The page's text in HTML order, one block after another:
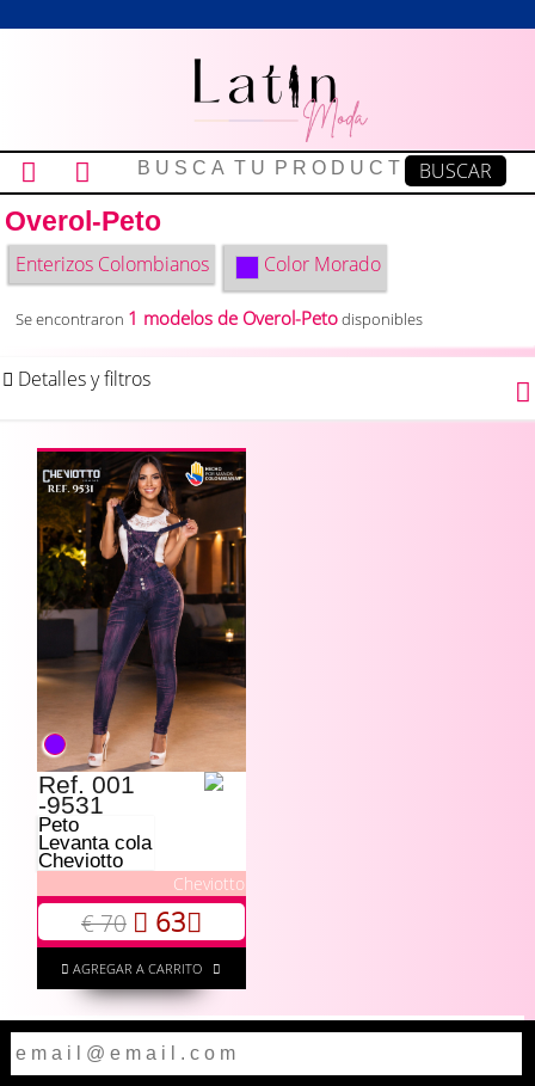
Overol-Peto
Enterizos Colombianos Color Morado
Se encontraron 1 modelos de Overol-Petodisponibles
Detalles y filtros
Ref. 001
-9531
Peto
Levanta cola
Cheviotto
Cheviotto
€ 70 63
AGREGAR A CARRITO